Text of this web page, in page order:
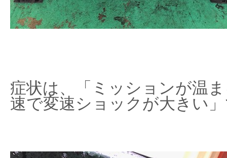
症状は、「ミッションが温
速で変速ショックが大きい